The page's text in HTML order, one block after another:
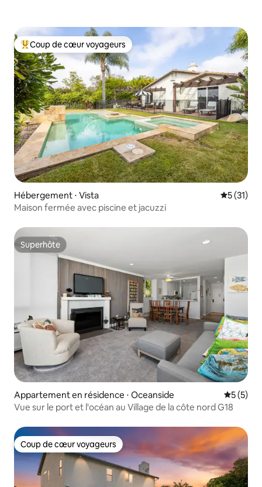
Coups de cœur voyageurs les plus appréciés
Coup de cœur voyageurs
Hébergement ⋅ Vista
5 (31)
Maison fermée avec piscine et jacuzzi
Superhôte
Superhôte
Appartement en résidence ⋅ Oceanside
5 (5)
Vue sur le port et l'océan au Village de la côte nord G18
Coup de cœur voyageurs
Coup de cœur voyageurs